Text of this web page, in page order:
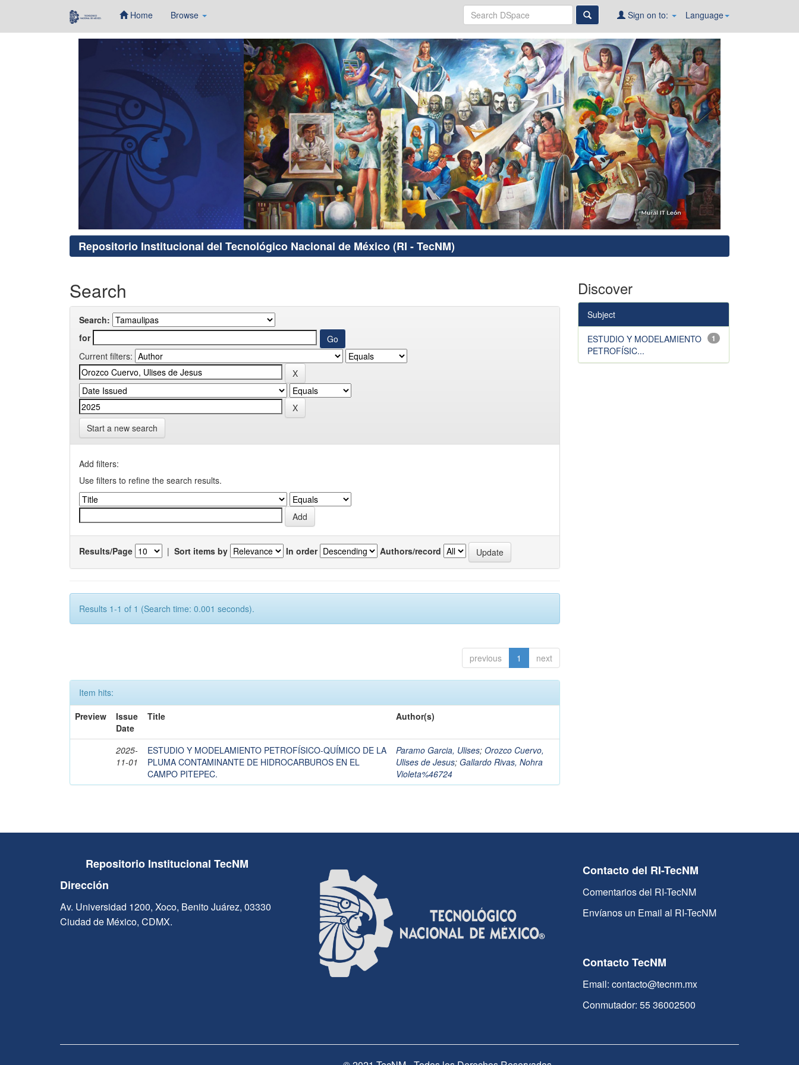
Home Browse Language
Sign on to:
Repositorio Institucional del Tecnológico Nacional de México (RI - TecNM)
Search
Search:
for
Current filters:
Start a new search
Add filters:
Use filters to refine the search results.
Results/Page | Sort items by In order Authors/record
Results 1-1 of 1 (Search time: 0.001 seconds).
previous 1 next
Item hits:
Preview
Issue
Date
Title Author(s)
2025-
11-01
ESTUDIO Y MODELAMIENTO PETROFÍSICO-QUÍMICO DE LA
PLUMA CONTAMINANTE DE HIDROCARBUROS EN EL
CAMPO PITEPEC.
Paramo Garcia, Ulises; Orozco Cuervo,
Ulises de Jesus; Gallardo Rivas, Nohra
Violeta%46724
Discover
Subject
1
ESTUDIO Y MODELAMIENTO
PETROFÍSIC...
Repositorio Institucional TecNM
Dirección
Av. Universidad 1200, Xoco, Benito Juárez, 03330
Ciudad de México, CDMX.
Contacto del RI-TecNM
Comentarios del RI-TecNM
Envíanos un Email al RI-TecNM
Contacto TecNM
Email: contacto@tecnm.mx
Conmutador: 55 36002500